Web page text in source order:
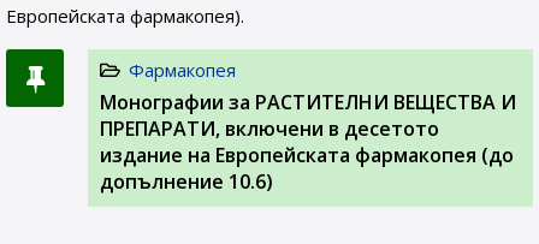
Европейската фармакопея).
Фармакопея
Монографии за РАСТИТЕЛНИ ВЕЩЕСТВА И
ПРЕПАРАТИ, включени в десетото
издание на Европейската фармакопея (до
допълнение 10.6)